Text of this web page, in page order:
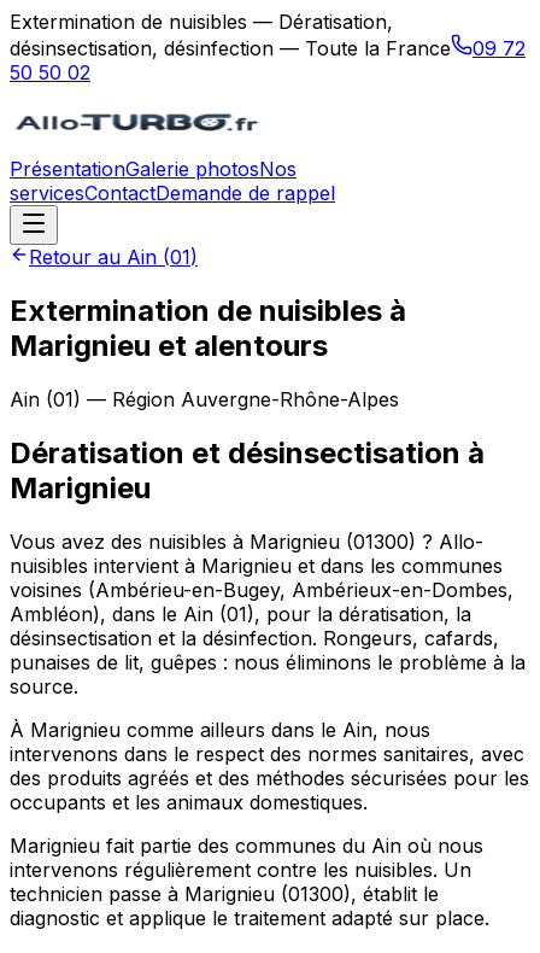
Extermination de nuisibles — Dératisation,
désinsectisation, désinfection — Toute la France
09 72
50 50 02
PrésentationGalerie photosNos
servicesContactDemande de rappel
Retour au Ain (01)
Extermination de nuisibles à
Marignieu et alentours
Ain (01) — Région Auvergne-Rhône-Alpes
Dératisation et désinsectisation à
Marignieu
Vous avez des nuisibles à Marignieu (01300) ? Allo-
nuisibles intervient à Marignieu et dans les communes
voisines (Ambérieu-en-Bugey, Ambérieux-en-Dombes,
Ambléon), dans le Ain (01), pour la dératisation, la
désinsectisation et la désinfection. Rongeurs, cafards,
punaises de lit, guêpes : nous éliminons le problème à la
source.
À Marignieu comme ailleurs dans le Ain, nous
intervenons dans le respect des normes sanitaires, avec
des produits agréés et des méthodes sécurisées pour les
occupants et les animaux domestiques.
Marignieu fait partie des communes du Ain où nous
intervenons régulièrement contre les nuisibles. Un
technicien passe à Marignieu (01300), établit le
diagnostic et applique le traitement adapté sur place.